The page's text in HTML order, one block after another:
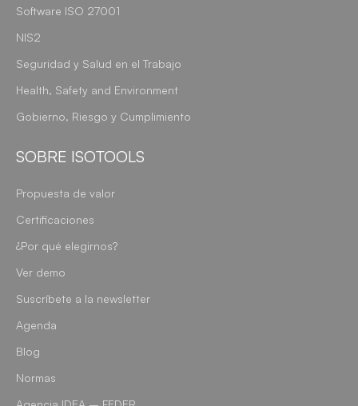
Software ISO 27001
NIS2
Seguridad y Salud en el Trabajo
Health, Safety and Environment
Gobierno, Riesgo y Cumplimiento
SOBRE ISOTOOLS
Propuesta de valor
Certificaciones
¿Por qué elegirnos?
Ver demo
Suscríbete a la newsletter
Agenda
Blog
Normas